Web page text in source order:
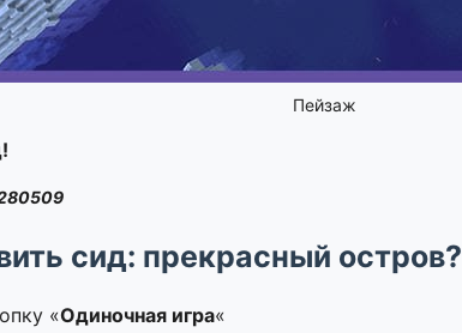
Пейзаж
сид: прекрасный остров?
«Одиночная игра«